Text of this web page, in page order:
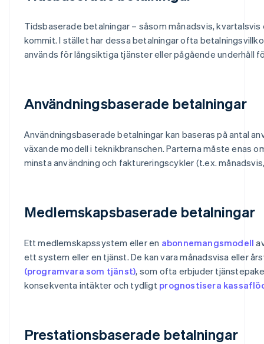
Tidsbaserade betalningar – såsom månadsvis,
kommit. I stället har dessa betalningar ofta
används för långsiktiga tjänster eller pågående underhåll
Användningsbaserade betalningar
Användningsbaserade betalningar kan baseras på antal
växande modell i teknikbranschen. Parterna måste enas
minsta användning och faktureringscykler (t.ex.
Medlemskapsbaserade betalningar
Ett medlemskapssystem eller en abonnemangsmodell
ett system eller en tjänst. De kan vara månadsvisa eller
(programvara som tjänst), som ofta erbjuder
konsekventa intäkter och tydligt prognostisera
Prestationsbaserade betalningar